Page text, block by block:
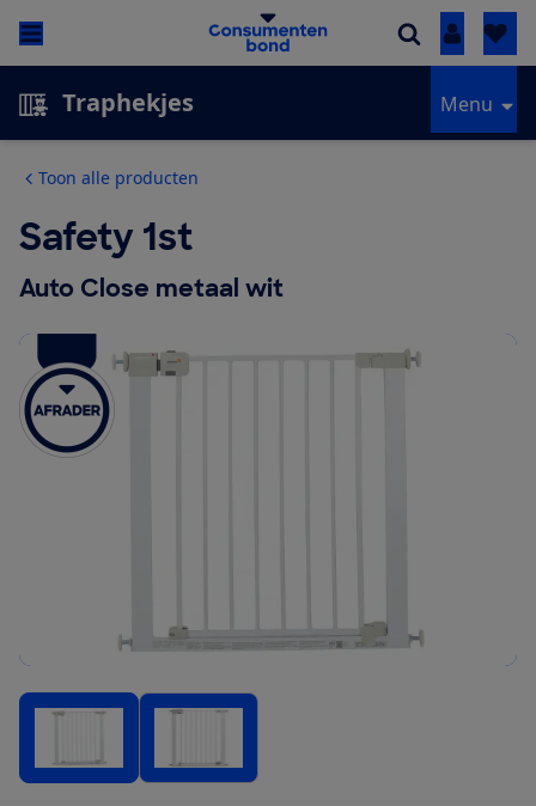
Inloggen
Traphekjes Menu
Toon alle producten
Safety 1st
Auto Close metaal wit